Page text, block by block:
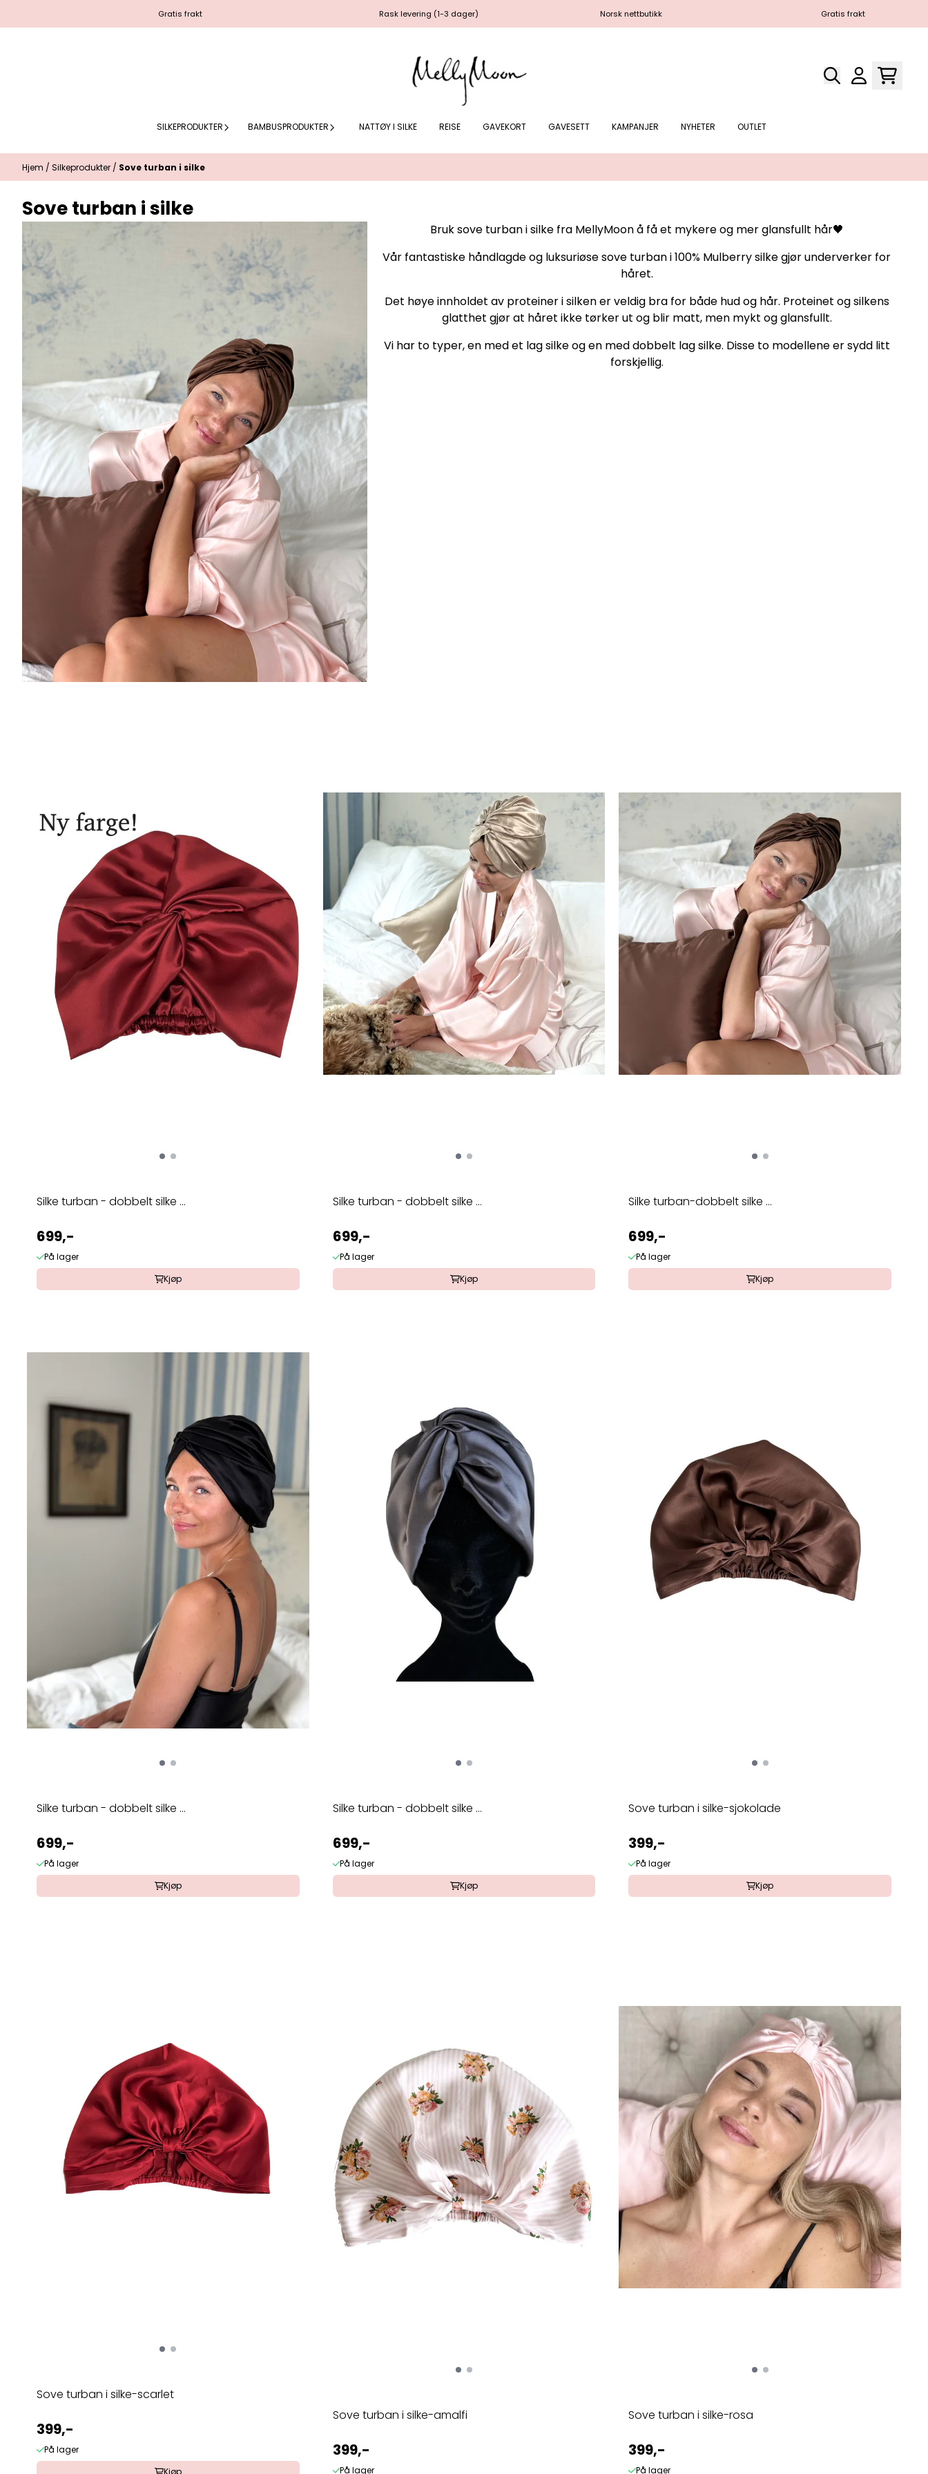
Rask levering (1-3 dager) Norsk nettbutikk
SILKEPRODUKTER BAMBUSPRODUKTER NATTØY I SILKE REISE GAVEKORT GAVESETT KAMPANJER NYHETER OUTLET
Hjem / Silkeprodukter / Sove turban i silke
Sove turban i silke
Bruk sove turban i silke fra MellyMoon å få et mykere og mer glansfullt hår🖤
Vår fantastiske håndlagde og luksuriøse sove turban i 100% Mulberry silke gjør underverker for
håret.
Det høye innholdet av proteiner i silken er veldig bra for både hud og hår. Proteinet og silkens
glatthet gjør at håret ikke tørker ut og blir matt, men mykt og glansfullt.
Vi har to typer, en med et lag silke og en med dobbelt lag silke. Disse to modellene er sydd litt
forskjellig.
Silke turban - dobbelt silke ...
699,-
På lager
Kjøp
Silke turban - dobbelt silke ...
699,-
På lager
Kjøp
Silke turban-dobbelt silke ...
699,-
På lager
Kjøp
Silke turban - dobbelt silke ...
699,-
På lager
Kjøp
Silke turban - dobbelt silke ...
699,-
På lager
Kjøp
Sove turban i silke-sjokolade
399,-
På lager
Kjøp
Sove turban i silke-scarlet
399,-
På lager
Kjøp
Sove turban i silke-amalfi
399,-
På lager
Sove turban i silke-rosa
399,-
På lager